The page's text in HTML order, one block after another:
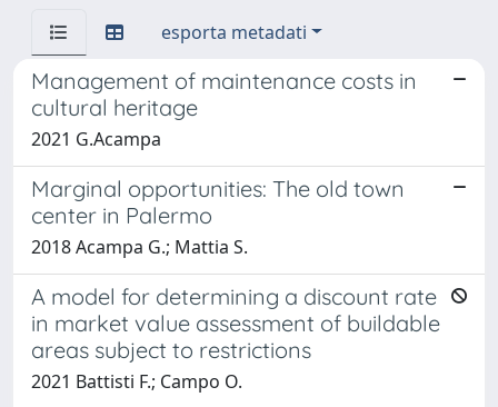
esporta metadati
Management of maintenance costs in
cultural heritage
2021 G.Acampa
Marginal opportunities: The old town
center in Palermo
2018 Acampa G.; Mattia S.
A model for determining a discount rate
in market value assessment of buildable
areas subject to restrictions
2021 Battisti F.; Campo O.